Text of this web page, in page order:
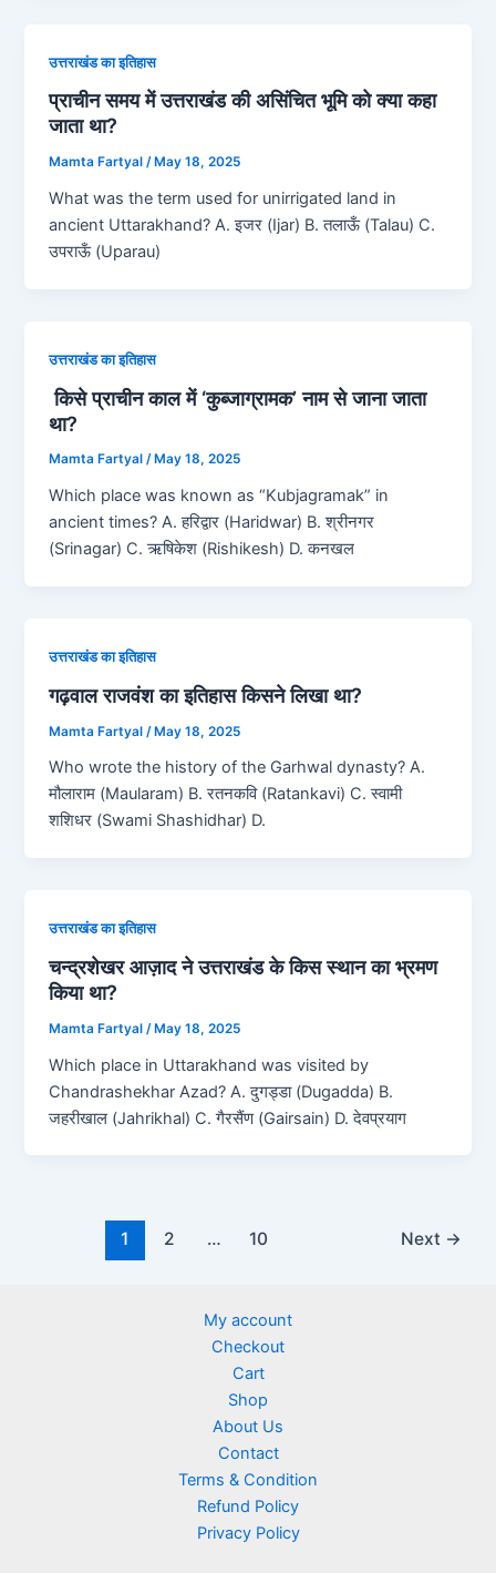
उत्तराखंड का इतिहास
प्राचीन समय में उत्तराखंड की असिंचित भूमि को क्या कहा
जाता था?
Mamta Fartyal/ May 18, 2025
What was the term used for unirrigated land in
ancient Uttarakhand? A. इजर (Ijar) B. तलाऊँ (Talau) C.
उपराऊँ (Uparau)
उत्तराखंड का इतिहास
किसे प्राचीन काल में ‘कुब्जाग्रामक’ नाम से जाना जाता
था?
Mamta Fartyal/ May 18, 2025
Which place was known as “Kubjagramak” in
ancient times? A. हरिद्वार (Haridwar) B. श्रीनगर
(Srinagar) C. ऋषिकेश (Rishikesh) D. कनखल
उत्तराखंड का इतिहास
गढ़वाल राजवंश का इतिहास किसने लिखा था?
Mamta Fartyal /May 18, 2025
Who wrote the history of the Garhwal dynasty? A.
मौलाराम (Maularam) B. रतनकवि (Ratankavi) C. स्वामी
शशिधर (Swami Shashidhar) D.
उत्तराखंड का इतिहास
चन्द्रशेखर आज़ाद ने उत्तराखंड के किस स्थान का भ्रमण
किया था?
Mamta Fartyal /May 18, 2025
Which place in Uttarakhand was visited by
Chandrashekhar Azad? A. दुगड्डा (Dugadda) B.
जहरीखाल (Jahrikhal) C. गैरसैंण (Gairsain) D. देवप्रयाग
1 2 … 10 Next →
My account
Checkout
Cart
Shop
About Us
Contact
Terms & Condition
Refund Policy
Privacy Policy